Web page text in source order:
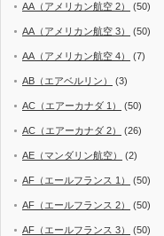
AA（アメリカン航空 2） (50)
AA（アメリカン航空 3） (50)
AA（アメリカン航空 4） (7)
AB（エアベルリン） (3)
AC（エアーカナダ 1） (50)
AC（エアーカナダ 2） (26)
AE（マンダリン航空） (2)
AF（エールフランス 1） (50)
AF（エールフランス 2） (50)
AF（エールフランス 3） (50)